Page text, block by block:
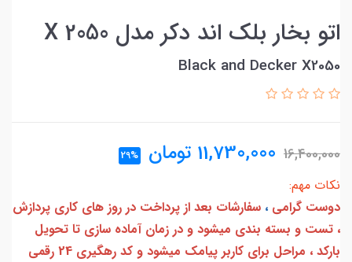
اتو بخار بلک اند دکر مدل X 2050
Black and Decker X2050
16,400,000
11,730,000 تومان 29%
نکات مهم:
دوست گرامی ، سفارشات بعد از پرداخت در روز های کاری پردازش
، تست و بسته بندی میشود و در زمان آماده سازی تا تحویل
بارکد ، مراحل برای کاربر پیامک میشود و کد رهگیری 24 رقمی